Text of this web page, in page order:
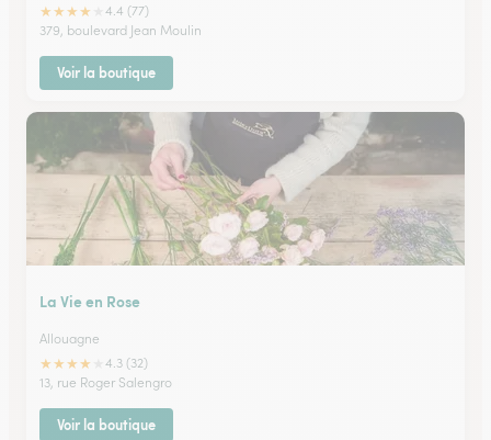
★★★★
4.4 (77)
379, boulevard Jean Moulin
Voir la boutique
La Vie en Rose
Allouagne
★★★★
4.3 (32)
13, rue Roger Salengro
Voir la boutique